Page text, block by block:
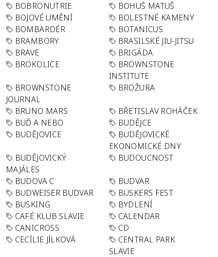
BOBRONUTRIE
BOHUŠ MATUŠ
BOJOVÉ UMĚNÍ
BOLESTNÉ KAMENY
BOMBARDÉR
BOTANICUS
BRAMBORY
BRASILSKÉ JIU-JITSU
BRAVE
BRIGÁDA
BROKOLICE
BROWNSTONE
INSTITUTE
BROWNSTONE
JOURNAL
BROŽURA
BRUNO MARS
BŘETISLAV ROHÁČEK
BUĎ A NEBO
BUDĚJCE
BUDĚJOVICE
BUDĚJOVICKÉ
EKONOMICKÉ DNY
BUDĚJOVICKÝ
MAJÁLES
BUDOUCNOST
BUDOVA C
BUDVAR
BUDWEISER BUDVAR
BUSKERS FEST
BUSKING
BYDLENÍ
CAFÉ KLUB SLAVIE
CALENDAR
CANICROSS
CD
CECÍLIE JÍLKOVÁ
CENTRAL PARK
SLAVIE